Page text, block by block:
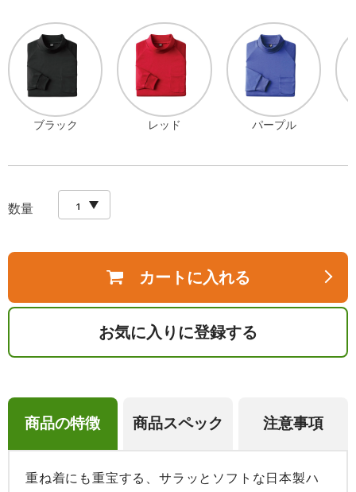
ブラック レッド パープル
数量
カートに入れる
お気に入りに登録する
商品の特徴 商品スペック 注意事項
重ね着にも重宝する、サラッとソフトな日本製ハ